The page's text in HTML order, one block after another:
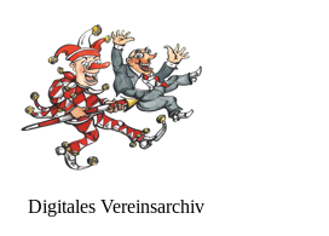
Digitales Vereinsarchiv